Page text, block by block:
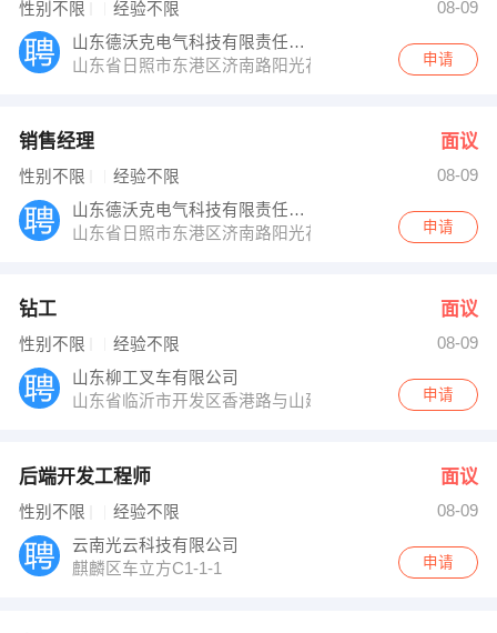
性别不限 经验不限
08-09
山东德沃克电气科技有限责任公司
山东省日照市东港区济南路阳光花园沿街2号
申请
销售经理 面议
性别不限 经验不限
08-09
山东德沃克电气科技有限责任公司
山东省日照市东港区济南路阳光花园沿街2号
申请
钻工 面议
性别不限 经验不限
08-09
山东柳工叉车有限公司
山东省临沂市开发区香港路与山建路交汇处
申请
后端开发工程师 面议
性别不限 经验不限
08-09
云南光云科技有限公司
麒麟区车立方C1-1-1
申请